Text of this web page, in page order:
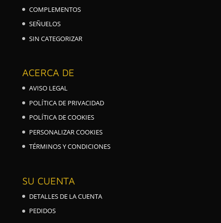
COMPLEMENTOS
SEÑUELOS
SIN CATEGORIZAR
ACERCA DE
AVISO LEGAL
POLÍTICA DE PRIVACIDAD
POLÍTICA DE COOKIES
PERSONALIZAR COOKIES
TÉRMINOS Y CONDICIONES
SU CUENTA
DETALLES DE LA CUENTA
PEDIDOS